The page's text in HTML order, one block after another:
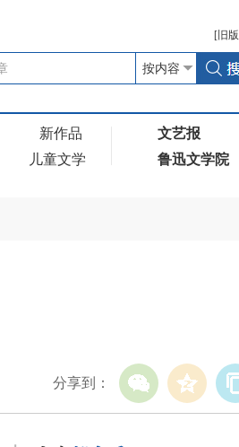
[ 旧版
新作品
儿童文学
文艺报
鲁迅文学院
分享到：